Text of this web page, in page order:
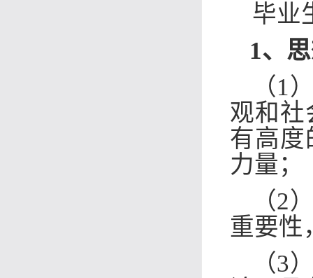
毕业
1、
（1
观和社
有高度
力量 ；
（2
重要性
（3